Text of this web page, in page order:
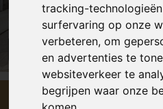
tracking-
surfervaring op onze
verbeteren, om
en advertenties te
websiteverkeer te
begrijpen waar onze
Alle fotos
€ 299 000